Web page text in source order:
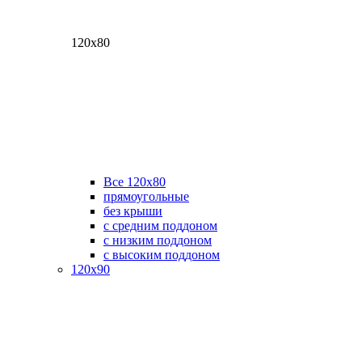
120х80
Все 120х80
прямоугольные
без крыши
с средним поддоном
с низким поддоном
с высоким поддоном
120х90